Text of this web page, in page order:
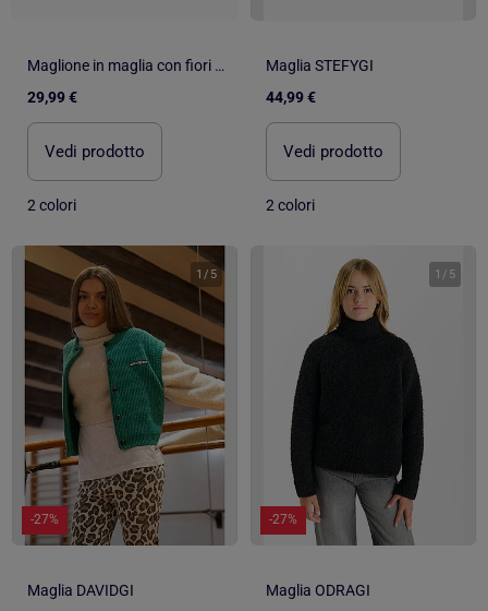
Maglione in maglia con fiori ricamati
29,99 €
Vedi prodotto
2 colori
Maglia STEFYGI
44,99 €
Vedi prodotto
2 colori
1 / 5
-27%
Maglia DAVIDGI
1 / 5
-27%
Maglia ODRAGI